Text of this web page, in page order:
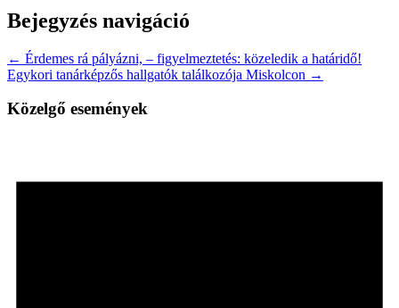
Bejegyzés navigáció
← Érdemes rá pályázni, – figyelmeztetés: közeledik a határidő!
Egykori tanárképzős hallgatók találkozója Miskolcon →
Közelgő események